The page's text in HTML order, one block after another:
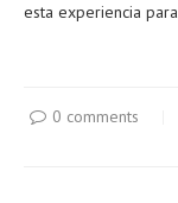
esta experiencia
0 comments